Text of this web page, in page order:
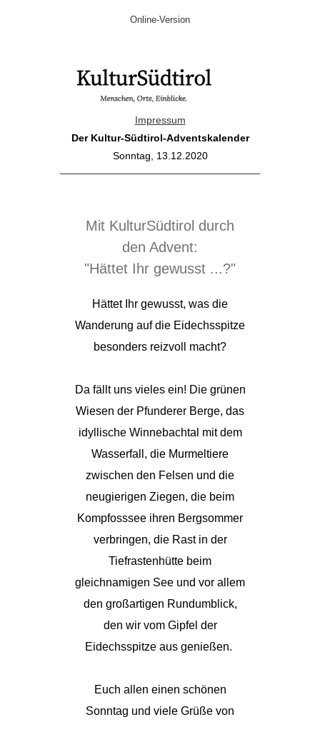
Online-Version
Impressum
Der Kultur-Südtirol-Adventskalender
Sonntag, 13.12.2020
Mit KulturSüdtirol durch
den Advent:
"Hättet Ihr gewusst ...?"
Hättet Ihr gewusst, was die
Wanderung auf die Eidechsspitze
besonders reizvoll macht?
Da fällt uns vieles ein! Die grünen
Wiesen der Pfunderer Berge, das
idyllische Winnebachtal mit dem
Wasserfall, die Murmeltiere
zwischen den Felsen und die
neugierigen Ziegen, die beim
Kompfosssee ihren Bergsommer
verbringen, die Rast in der
Tiefrastenhütte beim
gleichnamigen See und vor allem
den großartigen Rundumblick,
den wir vom Gipfel der
Eidechsspitze aus genießen.
Euch allen einen schönen
Sonntag und viele Grüße von